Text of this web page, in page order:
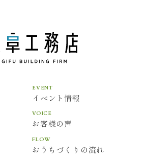
三者配信事業者は Cookieを使
サイトへの過去のアクセス情報
信することがあります。
アウトページにアクセスし
第三者配信事業者による
効にできます。
EVENT
イベント情報
VOICE
お客様の声
FLOW
おうちづくりの流れ